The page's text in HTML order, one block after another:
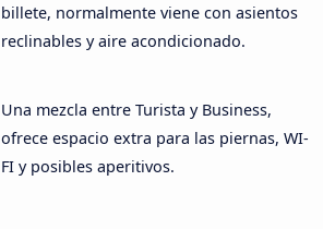
billete, normalmente viene con asientos
reclinables y aire acondicionado.
Una mezcla entre Turista y Business,
ofrece espacio extra para las piernas, WI-
FI y posibles aperitivos.